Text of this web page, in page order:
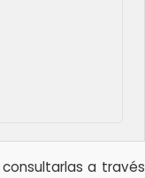
a través